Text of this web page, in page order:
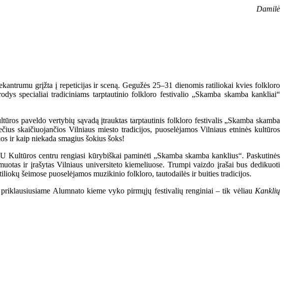
Damilė
grįžta į repeticijas ir sceną. Gegužės 25–31 dienomis ratiliokai kvies folkloro
specialiai tradiciniams tarptautinio folkloro festivalio „Skamba skamba kankliai“
paveldo vertybių sąvadą įtrauktas tarptautinis folkloro festivalis „Skamba skamba
skaičiuojančios Vilniaus miesto tradicijos, puoselėjamos Vilniaus etninės kultūros
ir kaip niekada smagius šokius šoks!
centru rengiasi kūrybiškai paminėti „Skamba skamba kanklius“. Paskutinės
ir įrašytas Vilniaus universiteto kiemeliuose. Trumpi vaizdo įrašai bus dedikuoti
šeimose puoselėjamos muzikinio folkloro, tautodailės ir buities tradicijos.
Alumnato kieme vyko pirmųjų festivalių renginiai – tik vėliau Kanklių